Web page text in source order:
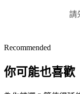
請
Recommended
你可能也喜歡